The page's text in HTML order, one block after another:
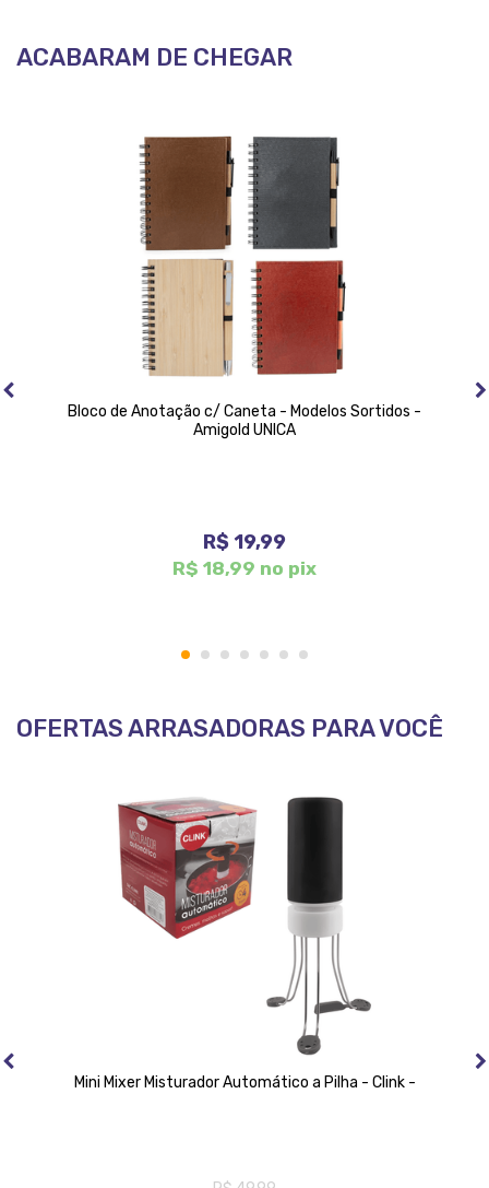
ACABARAM DE CHEGAR
Bloco de Anotação c/ Caneta - Modelos Sortidos -
Amigold UNICA
R$ 19,99
R$ 18,99 no pix
1 2 3 4 5 6 7
OFERTAS ARRASADORAS PARA VOCÊ
Mini Mixer Misturador Automático a Pilha - Clink -